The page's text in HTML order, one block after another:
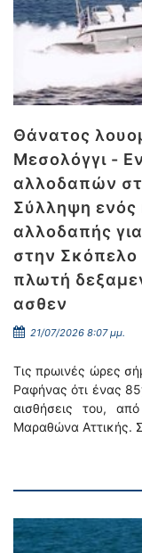
Θάνατος
Μεσολόγγι -
αλλοδαπών
Σύλληψη ενός
αλλοδαπής
στην
πλωτή
ασθεν
21/07/2026 8:07 μμ.
Τις πρωινές ώρες
Ραφήνας ότι ένας
αισθήσεις του,
Μαραθώνα Αττικής.